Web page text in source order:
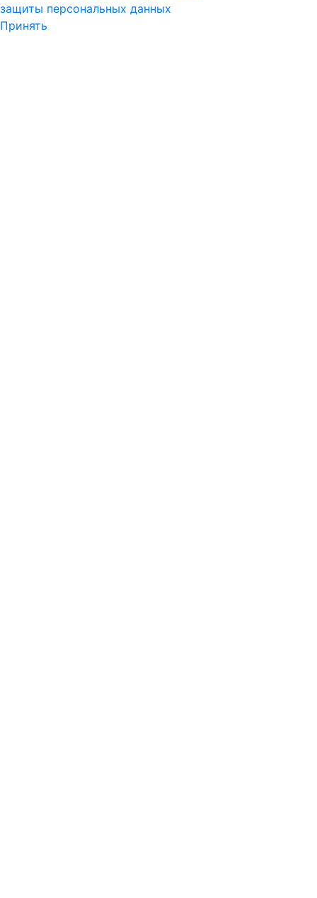
защиты персональных данных
Принять